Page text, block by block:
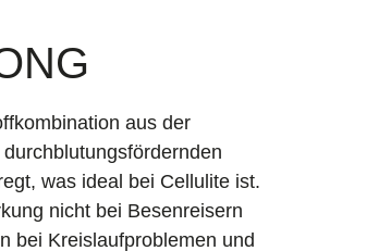
aus der
was ideal bei Cellulite ist.
nicht bei Besenreisern
bei Kreislaufproblemen und